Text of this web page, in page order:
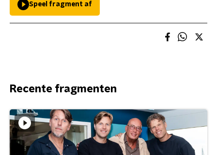
Speel fragment af
Recente fragmenten